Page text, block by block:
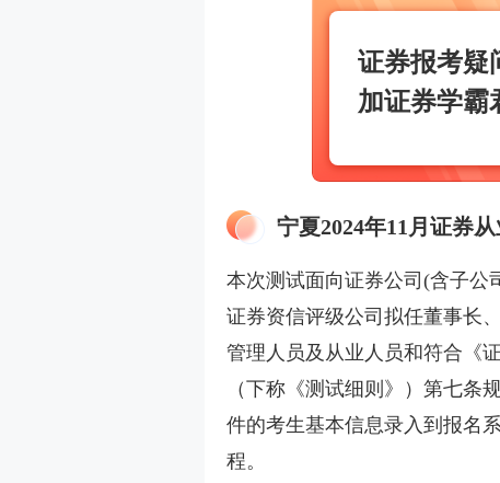
证券报考疑
加证券学霸
宁夏2024年11月证券
本次测试面向证券公司(含子公
证券资信评级公司拟任董事长
管理人员及从业人员和符合《
（下称《测试细则》）第七条
件的考生基本信息录入到报名
程。